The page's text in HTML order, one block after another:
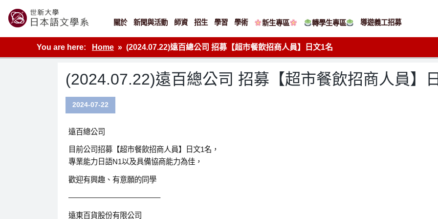
content
世新大學教學單位的網站
關於 新聞與活動 師資 招生 學習 學術 新生專區 轉學生專區 導遊義工招募
You are here: Home (2024.07.22)遠百總公司 招募【超市餐飲招商人員】日文1名
(2024.07.22)遠百總公司 招募【超市餐飲招商人員】
2024-07-22
遠百總公司
目前公司招募【超市餐飲招商人員】日文1名，
專業能力日語N1以及具備協商能力為佳，
歡迎有興趣、有意願的同學
————————————–
遠東百貨股份有限公司